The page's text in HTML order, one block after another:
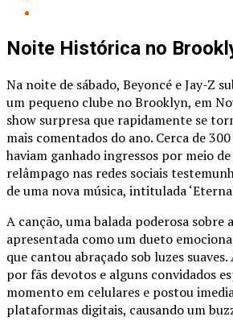
Noite Histórica no
Na noite de sábado, Beyoncé e Jay-Z
um pequeno clube no Brooklyn, em
show surpresa que rapidamente se
mais comentados do ano. Cerca de
haviam ganhado ingressos por meio
relâmpago nas redes sociais
de uma nova música, intitulada
A canção, uma balada poderosa
apresentada como um dueto
que cantou abraçado sob luzes
por fãs devotos e alguns convidados
momento em celulares e postou
plataformas digitais, causando um